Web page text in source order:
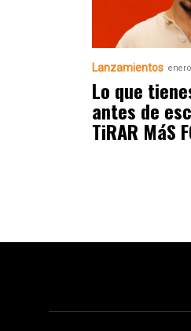
Lanzamientos
Lo que
antes de
TiRAR MáS